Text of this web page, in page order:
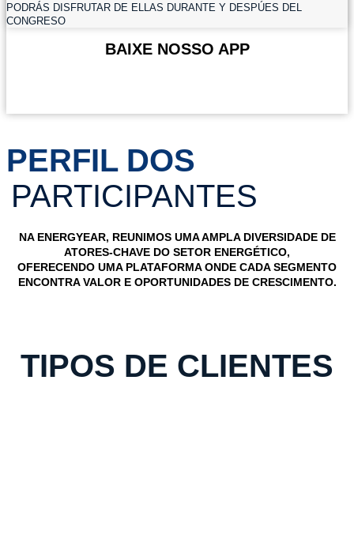
PODRÁS DISFRUTAR DE ELLAS DURANTE Y DESPÚES DEL
CONGRESO
BAIXE NOSSO APP
PERFIL DOS
PARTICIPANTES
NA ENERGYEAR, REUNIMOS UMA AMPLA DIVERSIDADE DE
ATORES-CHAVE DO SETOR ENERGÉTICO,
OFERECENDO UMA PLATAFORMA ONDE CADA SEGMENTO
ENCONTRA VALOR E OPORTUNIDADES DE CRESCIMENTO.
TIPOS DE CLIENTES